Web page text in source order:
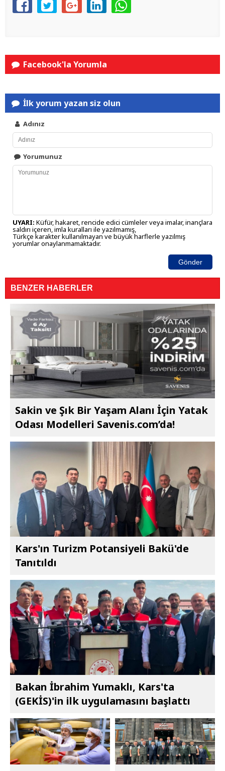
Facebook'la Yorumla
İlk yorum yazan siz olun
Adınız
Yorumunuz
UYARI: Küfür, hakaret, rencide edici cümleler veya imalar, inançlara
saldırı içeren, imla kuralları ile yazılmamış,
Türkçe karakter kullanılmayan ve büyük harflerle yazılmış
yorumlar onaylanmamaktadır.
Gönder
BENZER HABERLER
Sakin ve Şık Bir Yaşam Alanı İçin Yatak
Odası Modelleri Savenis.com’da!
Kars'ın Turizm Potansiyeli Bakü'de
Tanıtıldı
Bakan İbrahim Yumaklı, Kars'ta
(GEKİS)'in ilk uygulamasını başlattı